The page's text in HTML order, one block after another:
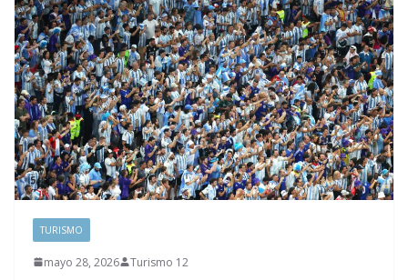
TURISMO
mayo 28, 2026 Turismo 12